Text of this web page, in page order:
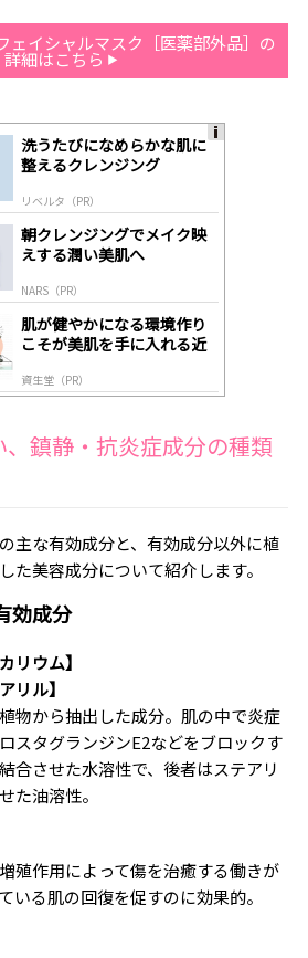
ェイシャルマスク［医薬部外品］の
詳細はこちら
洗うたびになめらかな肌に
整えるクレンジング
リベルタ（PR）
朝クレンジングでメイク映
えする潤い美肌へ
NARS（PR）
肌が健やかになる環境作り
こそが美肌を手に入れる近
資生堂（PR）
、鎮静・抗炎症成分の種類
主な有効成分と、有効成分以外に植
た美容成分について紹介します。
効成分
リウム】
リル】
物から抽出した成分。肌の中で炎症
スタグランジンE2などをブロックす
合させた水溶性で、後者はステアリ
た油溶性。
殖作用によって傷を治癒する働きが
いる肌の回復を促すのに効果的。